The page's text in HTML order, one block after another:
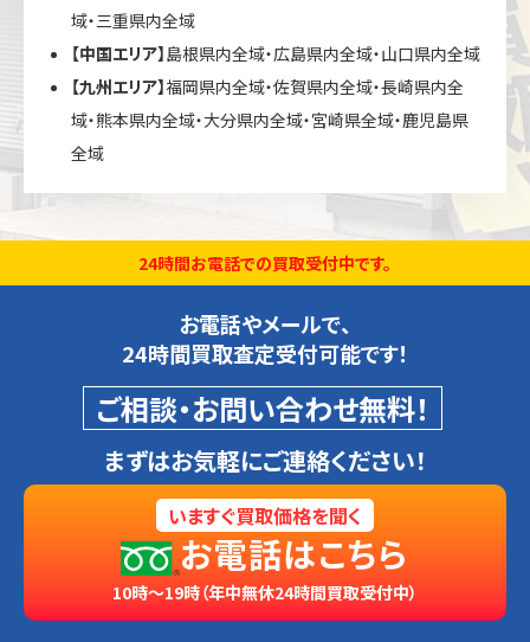
域・三重県内全域
【中国エリア】島根県内全域・広島県内全域・山口県内全域
【九州エリア】福岡県内全域・佐賀県内全域・長崎県内全
域・熊本県内全域・大分県内全域・宮崎県全域・鹿児島県
全域
24時間お電話での買取受付中です。
お電話やメールで、
24時間買取査定受付可能です！
ご相談・お問い合わせ無料！
まずはお気軽にご連絡ください！
いますぐ買取価格を聞く
お電話はこちら
10時～19時（年中無休24時間買取受付中）